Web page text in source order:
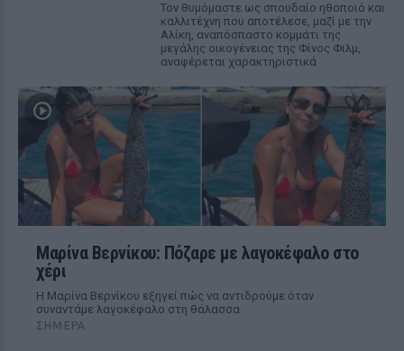
Τον θυμόμαστε ως σπουδαίο ηθοποιό και
καλλιτέχνη που αποτέλεσε, μαζί με την
Αλίκη, αναπόσπαστο κομμάτι της
μεγάλης οικογένειας της Φίνος Φιλμ,
αναφέρεται χαρακτηριστικά
Μαρίνα Βερνίκου: Πόζαρε με λαγοκέφαλο στο
χέρι
Η Μαρίνα Βερνίκου εξηγεί πώς να αντιδρούμε όταν
συναντάμε λαγοκέφαλο στη θάλασσα
ΣΉΜΕΡΑ